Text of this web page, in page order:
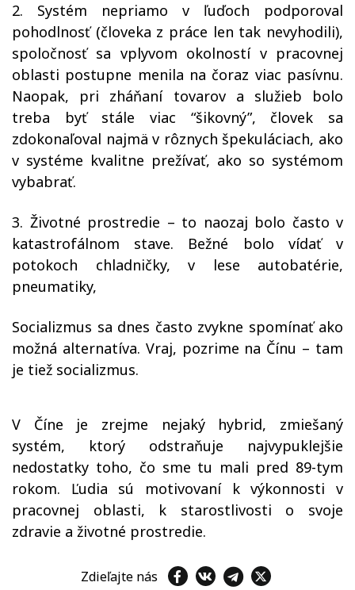
2. Systém nepriamo v ľuďoch podporoval
pohodlnosť (človeka z práce len tak nevyhodili),
spoločnosť sa vplyvom okolností v pracovnej
oblasti postupne menila na čoraz viac pasívnu.
Naopak, pri zháňaní tovarov a služieb bolo
treba byť stále viac “šikovný”, človek sa
zdokonaľoval najmä v rôznych špekuláciach, ako
v systéme kvalitne prežívať, ako so systémom
vybabrať.
3. Životné prostredie – to naozaj bolo často v
katastrofálnom stave. Bežné bolo vídať v
potokoch chladničky, v lese autobatérie,
pneumatiky,
Socializmus sa dnes často zvykne spomínať ako
možná alternatíva. Vraj, pozrime na Čínu – tam
je tiež socializmus.
V Číne je zrejme nejaký hybrid, zmiešaný
systém, ktorý odstraňuje najvypuklejšie
nedostatky toho, čo sme tu mali pred 89-tym
rokom. Ľudia sú motivovaní k výkonnosti v
pracovnej oblasti, k starostlivosti o svoje
zdravie a životné prostredie.
Zdieľajte nás